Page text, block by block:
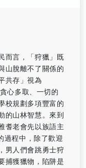
而言，「狩獵」既
山脫離不了關係的
共存」視為
心多取、一切的
校規劃多項豐富的
的山林智慧。來到
耆老會先以族語主
過程中，除了歡迎
男人們會跳勇士狩
捕獲獵物，陷阱是